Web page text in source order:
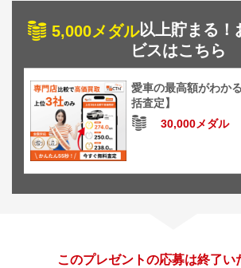
5,000メダル以上貯まる！
ビスはこちら
愛車の最高額がわか
括査定】
30,000メダル
このプレゼントの応募は終了い